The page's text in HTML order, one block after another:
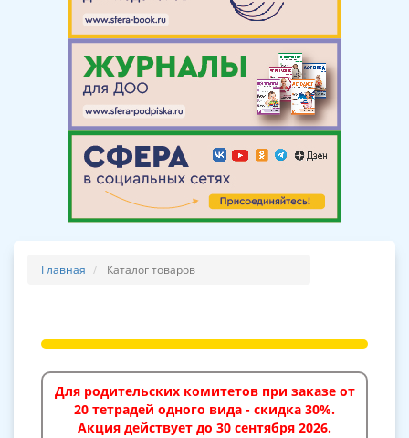
Главная Каталог товаров
Для родительских комитетов при заказе от
20 тетрадей одного вида - скидка 30%.
Акция действует до 30 сентября 2026.